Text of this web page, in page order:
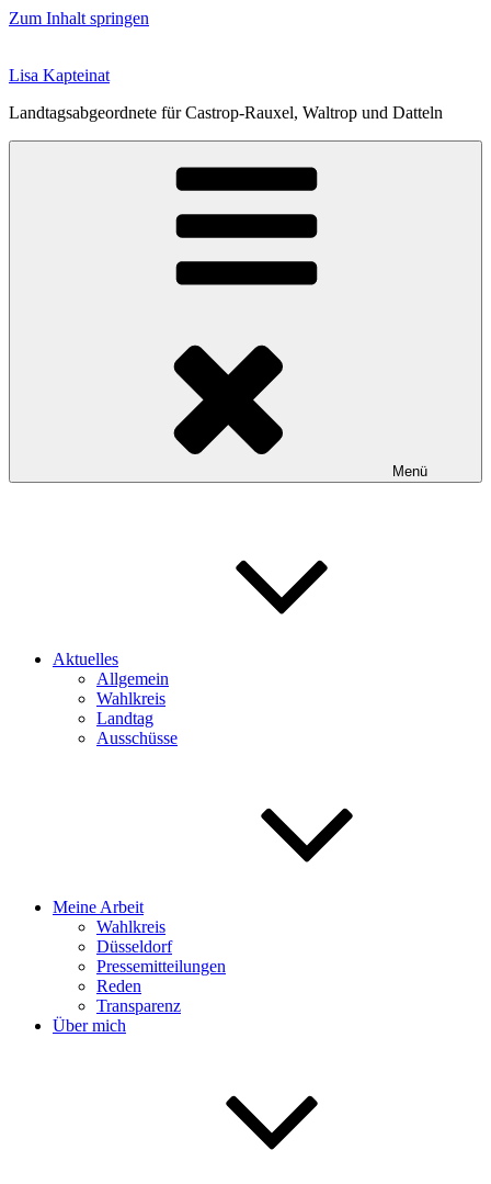
Zum Inhalt springen
Lisa Kapteinat
Landtagsabgeordnete für Castrop-Rauxel, Waltrop und Datteln
Menü
Aktuelles
Allgemein
Wahlkreis
Landtag
Ausschüsse
Meine Arbeit
Wahlkreis
Düsseldorf
Pressemitteilungen
Reden
Transparenz
Über mich